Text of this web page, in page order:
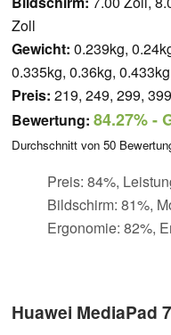
Zoll
Gewicht: 0.239kg,
0.335kg, 0.36kg,
Preis: 219, 249, 299,
Bewertung: 84.27%-
Durchschnitt von 50
Preis: 84%,
Bildschirm: 81%,
Ergonomie: 82%,
Huawei MediaPad